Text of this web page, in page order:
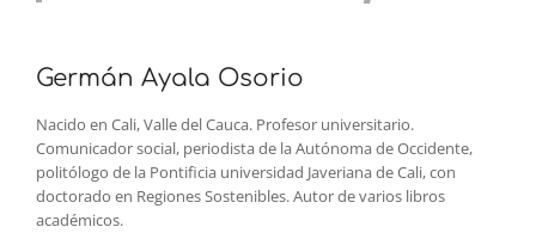
Germán Ayala Osorio
Nacido en Cali, Valle del Cauca. Profesor universitario.
Comunicador social, periodista de la Autónoma de Occidente,
politólogo de la Pontificia universidad Javeriana de Cali, con
doctorado en Regiones Sostenibles. Autor de varios libros
académicos.